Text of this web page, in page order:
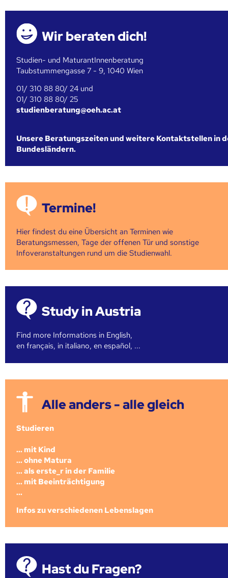
Wir beraten dich!
Studien- und MaturantInnenberatung
Taubstummengasse 7 - 9, 1040 Wien
01/ 310 88 80/ 24 und
01/ 310 88 80/ 25
studienberatung@oeh.ac.at
Unsere Beratungszeiten und weitere Kontaktstellen in
Bundesländern.
Termine!
Hier findest du eine Übersicht an Terminen wie
Beratungsmessen, Tage der offenen Tür und sonstige
Infoveranstaltungen rund um die Studienwahl.
Study in Austria
Find more Informations in English,
en français, in italiano, en español, ...
Alle anders - alle gleich
Studieren
... mit Kind
... ohne Matura
... als erste_r in der Familie
... mit Beeinträchtigung
...
Infos zu verschiedenen Lebenslagen
Hast du Fragen?